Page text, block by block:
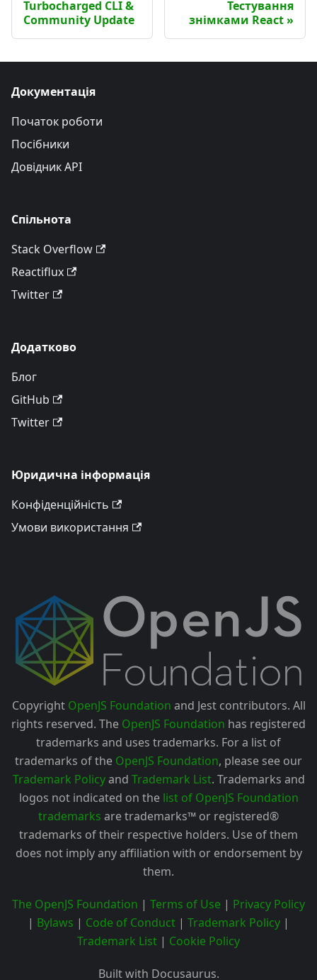
Turbocharged CLI &
Community Update
Тестування
знімками React
Документація
Початок роботи
Посібники
Довідник API
Спільнота
Stack Overflow
Reactiflux
Twitter
Додатково
Блог
GitHub
Twitter
Юридична інформація
Конфіденційність
Умови використання
Copyright OpenJS Foundation and Jest contributors. All
rights reserved. The OpenJS Foundation has registered
trademarks and uses trademarks. For a list of
trademarks of the OpenJS Foundation, please see our
Trademark Policyand Trademark List. Trademarks and
logos not indicated on the list of OpenJS Foundation
trademarks are trademarks™ or registered®
trademarks of their respective holders. Use of them
does not imply any affiliation with or endorsement by
them.
The OpenJS Foundation | Terms of Use | Privacy Policy
| Bylaws | Code of Conduct | Trademark Policy |
Trademark List | Cookie Policy
Built with Docusaurus.